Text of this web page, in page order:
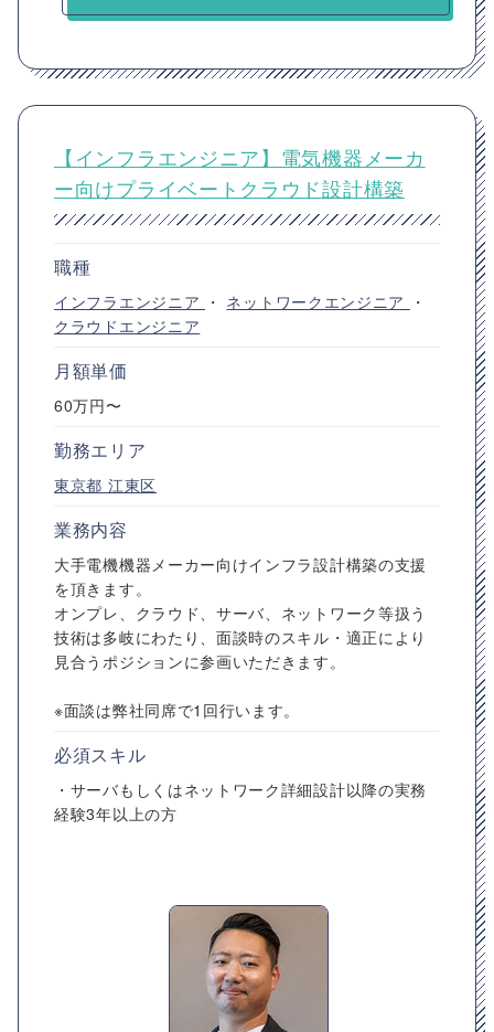
【インフラエンジニア】電気機器メーカ
ー向けプライベートクラウド設計構築
職種
インフラエンジニア ・ ネットワークエンジニア
・
クラウドエンジニア
月額単価
60万円〜
勤務エリア
東京都 江東区
業務内容
大手電機機器メーカー向けインフラ設計構築の支援
を頂きます。
オンプレ、クラウド、サーバ、ネットワーク等扱う
技術は多岐にわたり、面談時のスキル・適正により
見合うポジションに参画いただきます。
※面談は弊社同席で1回行います。
必須スキル
・サーバもしくはネットワーク詳細設計以降の実務
経験3年以上の方